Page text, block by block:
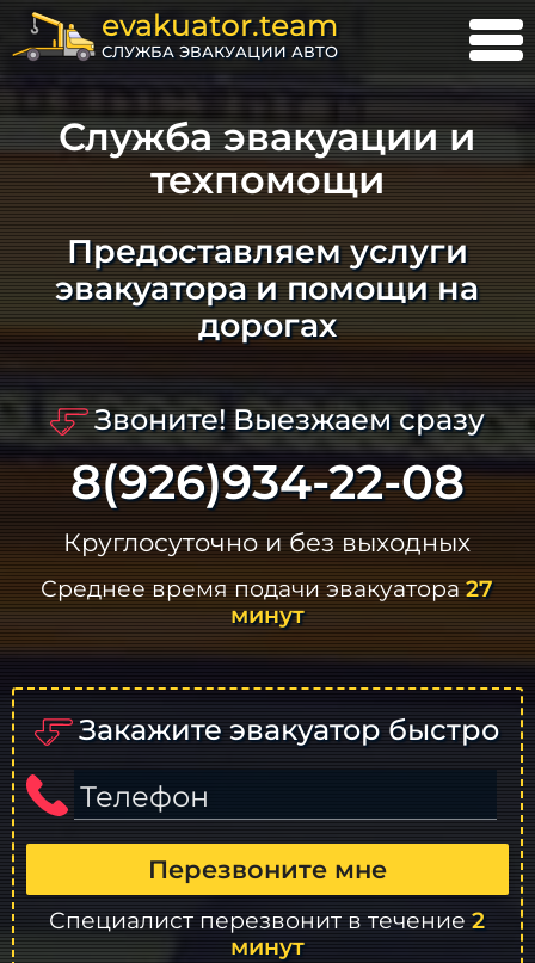
evakuator.team
СЛУЖБА ЭВАКУАЦИИ АВТО
Служба эвакуации и
техпомощи
Предоставляем услуги
эвакуатора и помощи на
дорогах
Звоните! Выезжаем сразу
8(926)934-22-08
Круглосуточно и без выходных
Среднее время подачи эвакуатора27
минут
Закажите эвакуатор быстро
Телефон
Перезвоните мне
Специалист перезвонит в течение2
минут